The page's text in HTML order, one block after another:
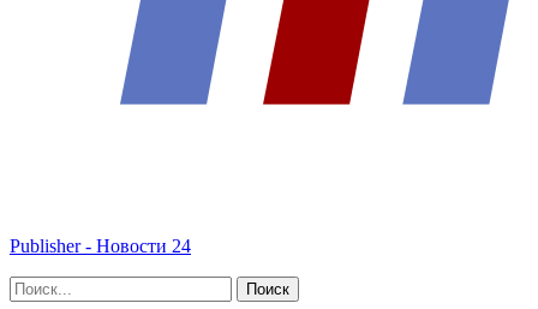
Publisher - Новости 24